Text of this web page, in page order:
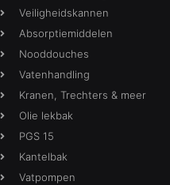
Veiligheidskannen
Absorptiemiddelen
Nooddouches
Vatenhandling
Kranen, Trechters & meer
Olie lekbak
PGS 15
Kantelbak
Vatpompen